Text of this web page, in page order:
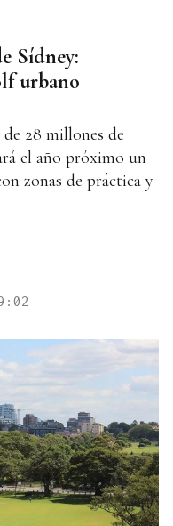
Sídney:
urbano
28 millones de
el año próximo un
zonas de práctica y